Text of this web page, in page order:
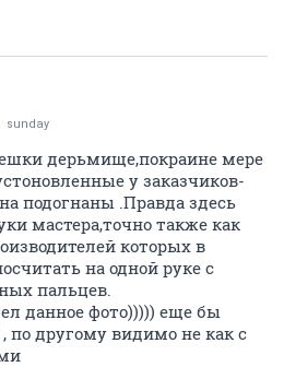
sunday
дерьмище,покраине мере
у заказчиков-
подогнаны .Правда здесь
мастера,точно также как
которых в
на одной руке с
пальцев.
данное фото))))) еще бы
по другому видимо не как с